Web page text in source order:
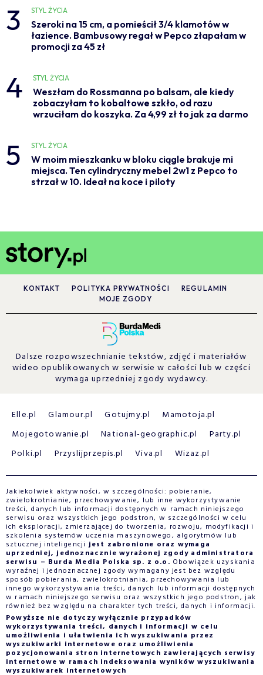
3 STYL ŻYCIA
Szeroki na 15 cm, a pomieścił 3/4 klamotów w
łazience. Bambusowy regał w Pepco złapałam w
promocji za 45 zł
4 STYL ŻYCIA
Weszłam do Rossmanna po balsam, ale kiedy
zobaczyłam to kobaltowe szkło, od razu
wrzuciłam do koszyka. Za 4,99 zł to jak za darmo
5 STYL ŻYCIA
W moim mieszkanku w bloku ciągle brakuje mi
miejsca. Ten cylindryczny mebel 2w1 z Pepco to
strzał w 10. Ideał na koce i piloty
KONTAKT POLITYKA PRYWATNOŚCI
REGULAMIN
MOJE ZGODY
Dalsze rozpowszechnianie tekstów, zdjęć i materiałów
wideo opublikowanych w serwisie w całości lub w części
wymaga uprzedniej zgody wydawcy.
Elle.pl Glamour.pl Gotujmy.pl
Mamotoja.pl
Mojegotowanie.pl
National-geographic.pl
Party.pl
Polki.pl
Przyslijprzepis.pl Viva.pl Wizaz.pl
Jakiekolwiek aktywności, w szczególności: pobieranie,
zwielokrotnianie, przechowywanie, lub inne wykorzystywanie
treści, danych lub informacji dostępnych w ramach niniejszego
serwisu oraz wszystkich jego podstron, w szczególności w celu
ich eksploracji, zmierzającej do tworzenia, rozwoju, modyfikacji i
szkolenia systemów uczenia maszynowego, algorytmów lub
sztucznej inteligencjijest zabronione oraz wymaga
uprzedniej, jednoznacznie wyrażonej zgody administratora
serwisu – Burda Media Polska sp. z o.o. Obowiązek uzyskania
wyraźnej i jednoznacznej zgody wymagany jest bez względu
sposób pobierania, zwielokrotniania, przechowywania lub
innego wykorzystywania treści, danych lub informacji dostępnych
w ramach niniejszego serwisu oraz wszystkich jego podstron, jak
również bez względu na charakter tych treści, danych i informacji.
Powyższe nie dotyczy wyłącznie przypadków
wykorzystywania treści, danych i informacji w celu
umożliwienia i ułatwienia ich wyszukiwania przez
wyszukiwarki internetowe oraz umożliwienia
pozycjonowania stron internetowych zawierających serwisy
internetowe w ramach indeksowania wyników wyszukiwania
wyszukiwarek internetowych